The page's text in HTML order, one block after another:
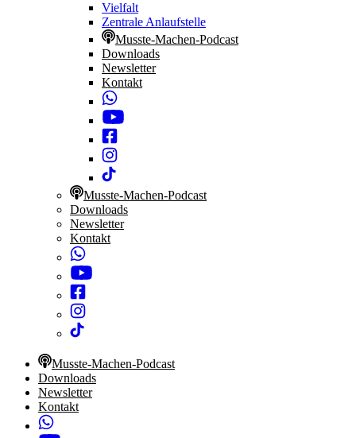
Vielfalt
Zentrale Anlaufstelle
Musste-Machen-Podcast
Downloads
Newsletter
Kontakt
Musste-Machen-Podcast
Downloads
Newsletter
Kontakt
Musste-Machen-Podcast
Downloads
Newsletter
Kontakt